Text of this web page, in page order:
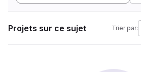
Projets sur ce sujet Trier par: